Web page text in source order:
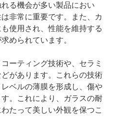
る機会が多い製品におい
非常に重要です。また、カ
使用され、性能を維持する
められています。
ーティング技術や、セラミ
があります。これらの技術
ベルの薄膜を形成し、傷や
。これにより、ガラスの耐
たって美しい外観を保つこ